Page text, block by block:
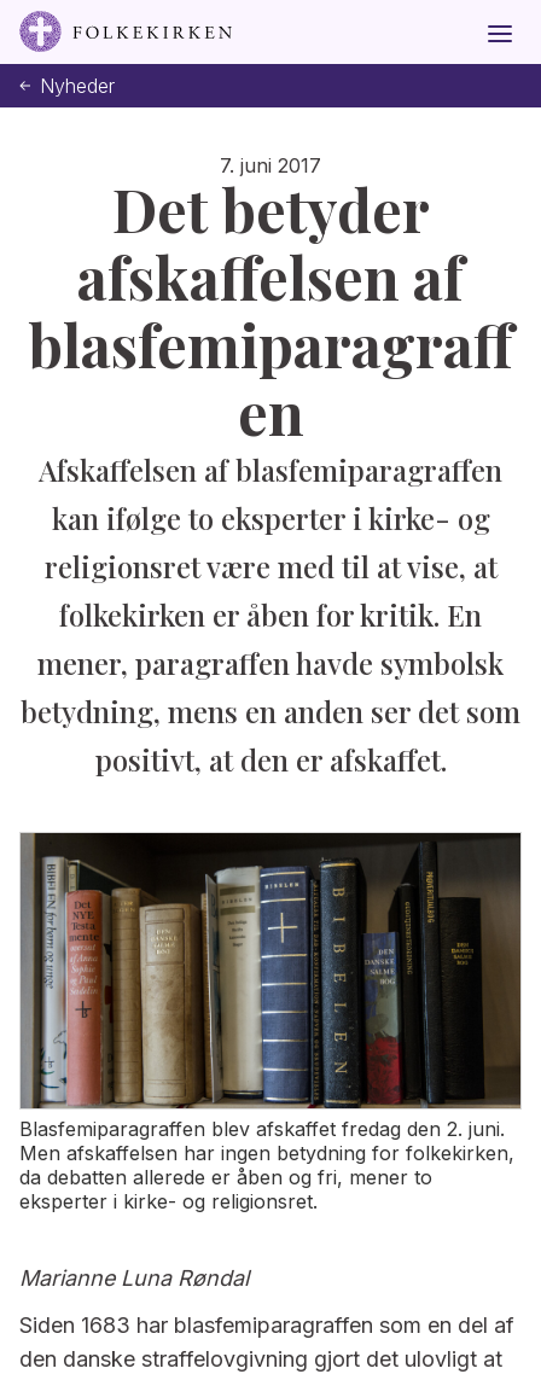
Nyheder
7. juni 2017
Det betyder
afskaffelsen af
blasfemiparagraff
en
Afskaffelsen af blasfemiparagraffen
kan ifølge to eksperter i kirke- og
religionsret være med til at vise, at
folkekirken er åben for kritik. En
mener, paragraffen havde symbolsk
betydning, mens en anden ser det som
positivt, at den er afskaffet.
Blasfemiparagraffen blev afskaffet fredag den 2. juni.
Men afskaffelsen har ingen betydning for folkekirken,
da debatten allerede er åben og fri, mener to
eksperter i kirke- og religionsret.
Marianne Luna Røndal
Siden 1683 har blasfemiparagraffen som en del af
den danske straffelovgivning gjort det ulovligt at